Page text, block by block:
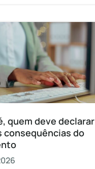
quem deve declarar
consequências do